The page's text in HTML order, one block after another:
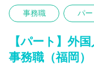
【仕事内容】
外国人従業員が安心・
せします。
〇行政・各種機関へ
〇出入国在留管理庁へ
事務職 パー
【パート】外
事務職（福岡）